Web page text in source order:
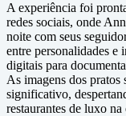
A experiência foi
redes sociais, onde
noite com seus
entre personalidades e
digitais para
As imagens dos pratos
significativo,
restaurantes de luxo